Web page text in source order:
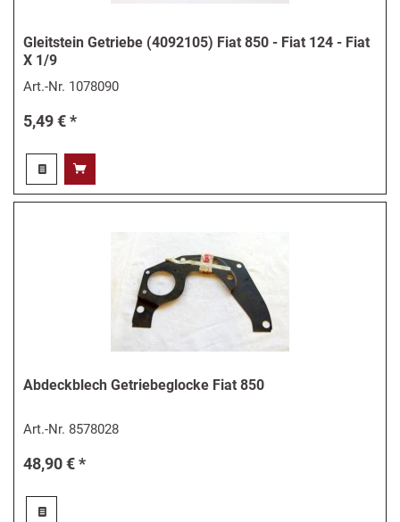
Gleitstein Getriebe (4092105) Fiat 850 - Fiat 124 - Fiat
X 1/9
Art.-Nr. 1078090
5,49 € *
Abdeckblech Getriebeglocke Fiat 850
Art.-Nr. 8578028
48,90 € *